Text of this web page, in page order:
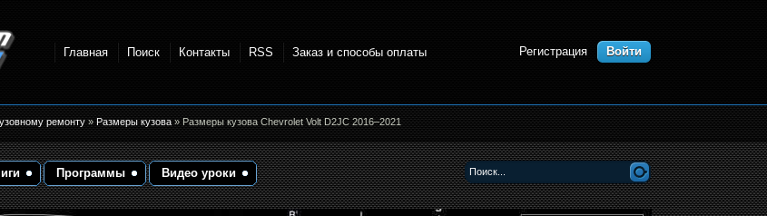
Главная Поиск Контакты RSS Заказ и способы оплаты Регистрация Войти
ремонту»Размеры кузова» Размеры кузова Chevrolet Volt D2JC 2016–2021
Программы Видео уроки